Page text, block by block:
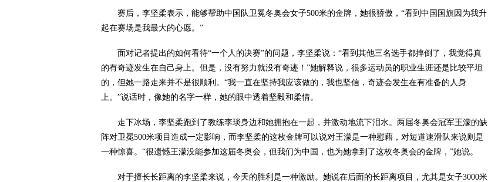
赛后，李坚柔表示，能够帮助中国队卫冕冬奥会女子500米的金牌，她很骄傲，“看到中国国旗因为我升
起在赛场是我最大的心愿。”
面对记者提出的如何看待“一个人的决赛”的问题，李坚柔说：“看到其他三名选手都摔倒了，我觉得真
的有奇迹发生在自己身上。但是，没有努力就没有奇迹！”她解释说，很多运动员的职业生涯还是比较平坦
的，但她一路走来并不是很顺利。“我一直在坚持我应该做的，我也坚信，奇迹会发生在有准备的人身
上。”说话时，像她的名字一样，她的眼中透着坚毅和柔情。
走下冰场，李坚柔跑到了教练李琰身边和她拥抱在一起，并激动地流下泪水。两届冬奥会冠军王濛的缺
阵对卫冕500米项目造成一定影响，而李坚柔的这枚金牌可以说对王濛是一种慰藉，对短道速滑队来说则是
一种惊喜。“很遗憾王濛没能参加这届冬奥会，但我们为中国，也为她拿到了这枚冬奥会的金牌，”她说。
对于擅长长距离的李坚柔来说，今天的胜利是一种激励。她说在后面的长距离项目，尤其是女子3000米